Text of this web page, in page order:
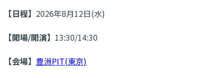
【日程】 2026年8月12日(水)
【開場/開演】 13:30/14:30
【会場】 豊洲PIT(東京)